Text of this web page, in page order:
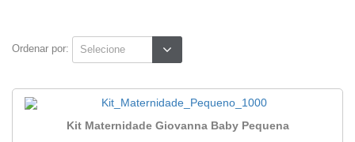
Ordenar por:
Kit Maternidade Giovanna Baby Pequena